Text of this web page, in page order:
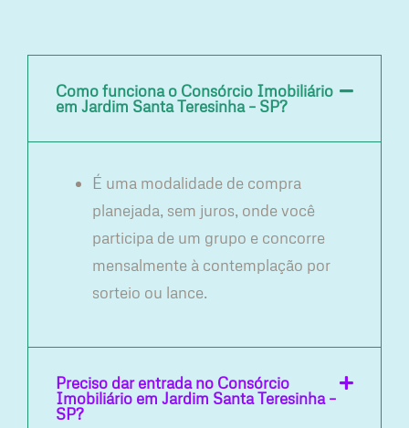
Como funciona o Consórcio Imobiliário
em Jardim Santa Teresinha – SP?
É uma modalidade de compra
planejada, sem juros, onde você
participa de um grupo e concorre
mensalmente à contemplação por
sorteio ou lance.
Preciso dar entrada no Consórcio
Imobiliário em Jardim Santa Teresinha –
SP?